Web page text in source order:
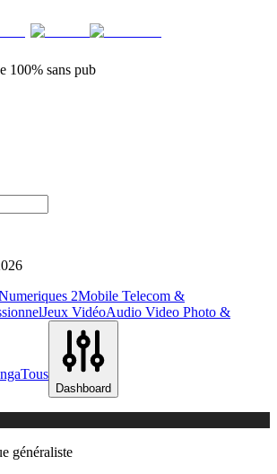
100% sans pub
2Mobile Telecom &
Jeux VidéoAudio Video Photo &
Tous
Dashboard
généraliste